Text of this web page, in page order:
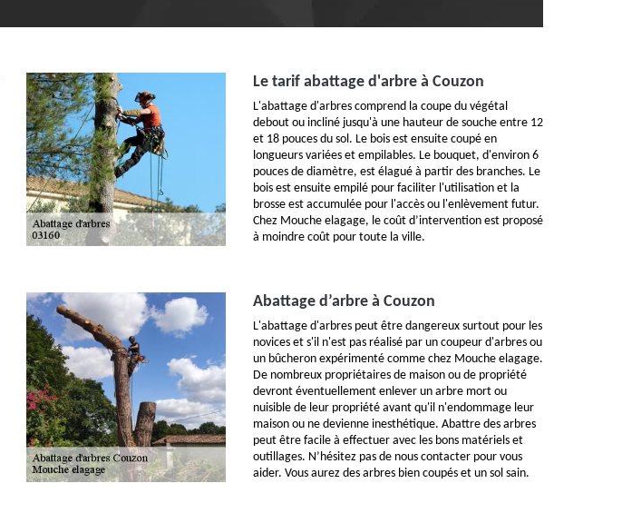
Le tarif abattage d'arbre à Couzon
L'abattage d'arbres comprend la coupe du végétal
debout ou incliné jusqu'à une hauteur de souche entre 12
et 18 pouces du sol. Le bois est ensuite coupé en
longueurs variées et empilables. Le bouquet, d'environ 6
pouces de diamètre, est élagué à partir des branches. Le
bois est ensuite empilé pour faciliter l'utilisation et la
brosse est accumulée pour l'accès ou l'enlèvement futur.
Chez Mouche elagage, le coût d’intervention est proposé
à moindre coût pour toute la ville.
Abattage d’arbre à Couzon
L'abattage d'arbres peut être dangereux surtout pour les
novices et s'il n'est pas réalisé par un coupeur d'arbres ou
un bûcheron expérimenté comme chez Mouche elagage.
De nombreux propriétaires de maison ou de propriété
devront éventuellement enlever un arbre mort ou
nuisible de leur propriété avant qu'il n'endommage leur
maison ou ne devienne inesthétique. Abattre des arbres
peut être facile à effectuer avec les bons matériels et
outillages. N’hésitez pas de nous contacter pour vous
aider. Vous aurez des arbres bien coupés et un sol sain.